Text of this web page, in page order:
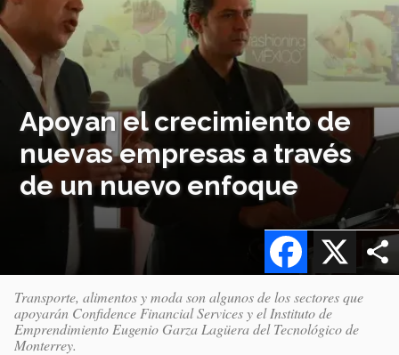
Apoyan el crecimiento de
nuevas empresas a través
de un nuevo enfoque
X
Facebook
Transporte, alimentos y moda son algunos de los sectores que
apoyarán Confidence Financial Services y el Instituto de
Emprendimiento Eugenio Garza Lagüera del Tecnológico de
Monterrey.